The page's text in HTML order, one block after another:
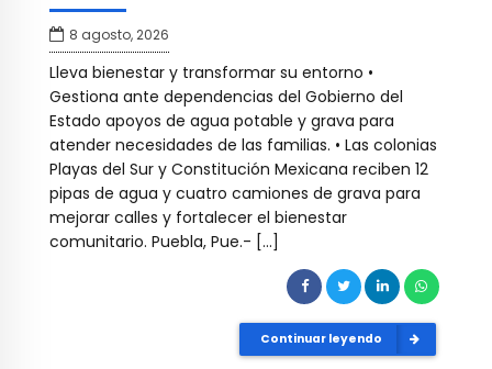
8 agosto, 2026
Lleva bienestar y transformar su entorno •
Gestiona ante dependencias del Gobierno del
Estado apoyos de agua potable y grava para
atender necesidades de las familias. • Las colonias
Playas del Sur y Constitución Mexicana reciben 12
pipas de agua y cuatro camiones de grava para
mejorar calles y fortalecer el bienestar
comunitario. Puebla, Pue.- […]
Continuar leyendo